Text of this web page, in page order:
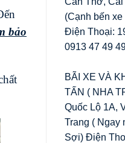
bảo
(Cạnh bến
Điện Thoại:
0913 47 49
BÃI XE VÀ
TẤN ( NHA
Quốc Lộ 1A,
Trang ( Ngay
Sợi) Điện